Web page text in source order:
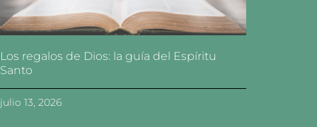
Los regalos de Dios: la guía del Espíritu
Santo
julio 13, 2026